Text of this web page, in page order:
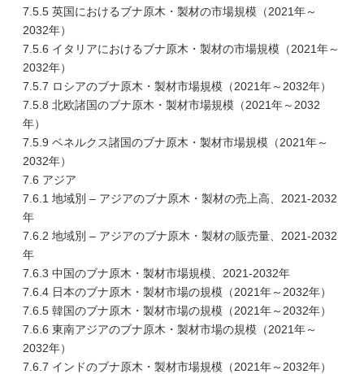
7.5.5 英国におけるブナ原木・製材の市場規模（2021年～
2032年）
7.5.6 イタリアにおけるブナ原木・製材の市場規模（2021年～
2032年）
7.5.7 ロシアのブナ原木・製材市場規模（2021年～2032年）
7.5.8 北欧諸国のブナ原木・製材市場規模（2021年～2032
年）
7.5.9 ベネルクス諸国のブナ原木・製材市場規模（2021年～
2032年）
7.6 アジア
7.6.1 地域別 – アジアのブナ原木・製材の売上高、2021-2032
年
7.6.2 地域別 – アジアのブナ原木・製材の販売量、2021-2032
年
7.6.3 中国のブナ原木・製材市場規模、2021-2032年
7.6.4 日本のブナ原木・製材市場の規模（2021年～2032年）
7.6.5 韓国のブナ原木・製材市場の規模（2021年～2032年）
7.6.6 東南アジアのブナ原木・製材市場の規模（2021年～
2032年）
7.6.7 インドのブナ原木・製材市場規模（2021年～2032年）